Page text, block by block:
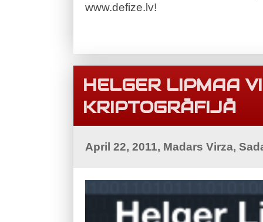
www.defize.lv!
HELGER LIPMAA
KRIPTOGRĀFIJĀ
April 22, 2011, Madars Virza,